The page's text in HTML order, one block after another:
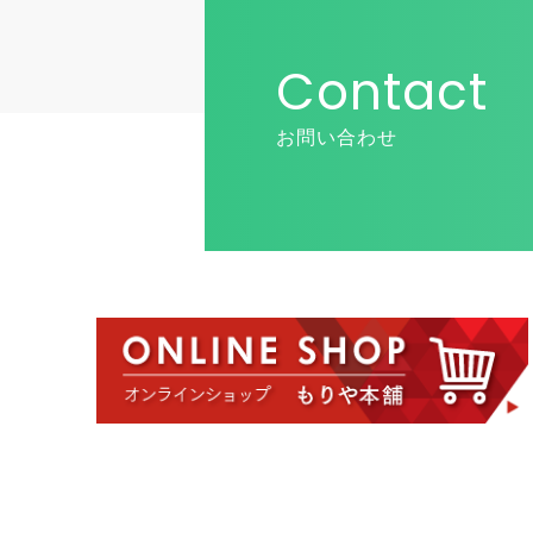
Contact
お問い合わせ